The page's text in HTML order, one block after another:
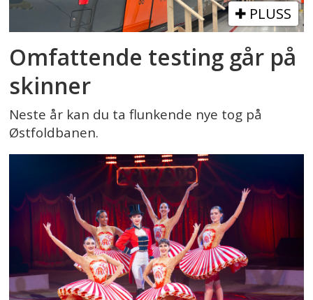
PLUSS
Omfattende testing går på
skinner
Neste år kan du ta flunkende nye tog på
Østfoldbanen.